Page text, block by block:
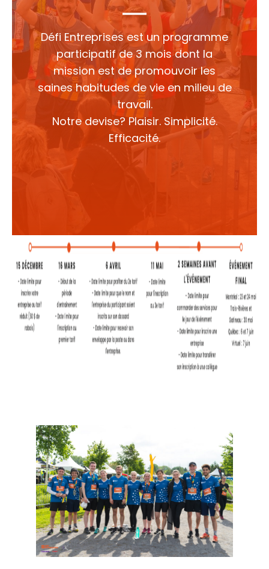
Défi Entreprises est un programme
participatif de 3 mois dont la
mission est de promouvoir les
saines habitudes de vie en milieu de
travail.
Notre devise? Plaisir. Simplicité.
Efficacité.